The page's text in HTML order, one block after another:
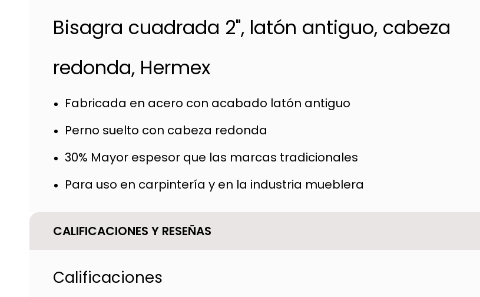
Bisagra cuadrada 2", latón antiguo, cabeza
redonda, Hermex
Fabricada en acero con acabado latón antiguo
Perno suelto con cabeza redonda
30% Mayor espesor que las marcas tradicionales
Para uso en carpintería y en la industria mueblera
CALIFICACIONES Y RESEÑAS
Calificaciones